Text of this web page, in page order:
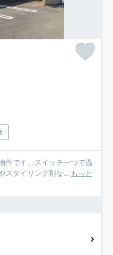
件です。スイッチ一つで温
スタイリング剤な... もっと